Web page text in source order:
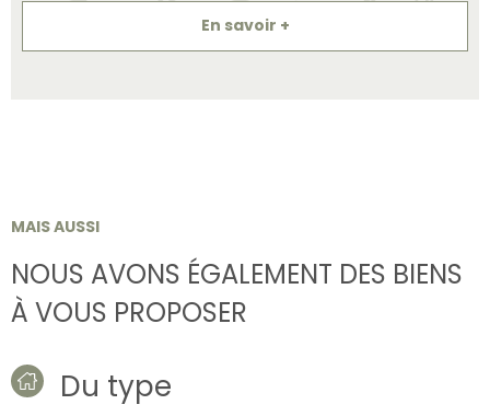
En savoir +
MAIS AUSSI
NOUS AVONS ÉGALEMENT DES BIENS
À VOUS PROPOSER
Du type